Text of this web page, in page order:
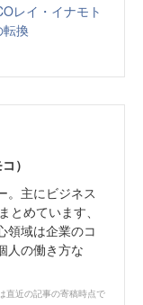
レイ・イナモト
転換
）
。主にビジネス
とめています、
領域は企業のコ
人の働き方な
直近の記事の寄稿時点で